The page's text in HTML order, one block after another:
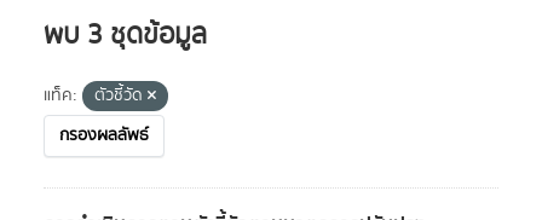
พบ 3 ชุดข้อมูล
แท็ค:
ตัวชี้วัด
กรองผลลัพธ์